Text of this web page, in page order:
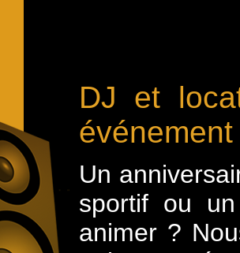
DJ et
Un
sportif ou
animer ?